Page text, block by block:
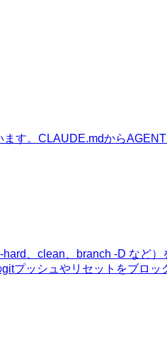
す。CLAUDE.mdから
、clean、branch -D など
プッシュやリセットをブロッ